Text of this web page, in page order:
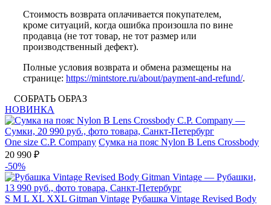
Стоимость возврата оплачивается покупателем,
кроме ситуаций, когда ошибка произошла по вине
продавца (не тот товар, не тот размер или
производственный дефект).
Полные условия возврата и обмена размещены на
странице: https://mintstore.ru/about/payment-and-refund/.
СОБРАТЬ ОБРАЗ
НОВИНКА
One size C.P. Company Сумка на пояс Nylon B Lens Crossbody
20 990 ₽
-50%
S M L XL XXL Gitman Vintage Рубашка Vintage Revised Body